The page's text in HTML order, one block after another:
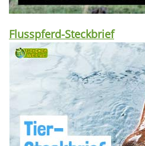
Flusspferd-Steckbrief